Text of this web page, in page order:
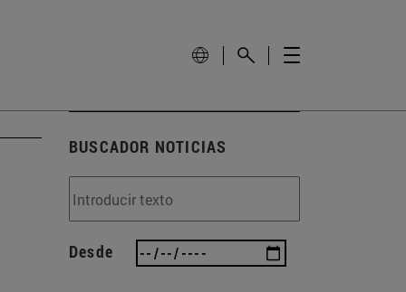
BUSCADOR NOTICIAS
Desde